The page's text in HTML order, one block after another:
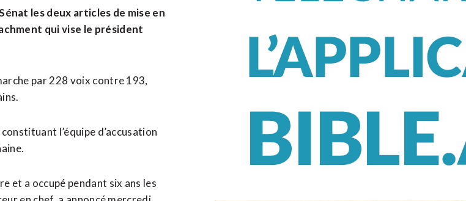
les deux articles de mise en
qui vise le président
par 228 voix contre 193,
l’équipe d’accusation
et a occupé pendant six ans les